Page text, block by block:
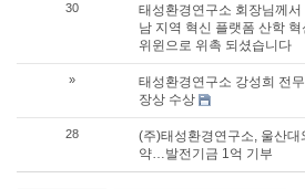
30
태성환경연구소 회장님께서
남 지역 혁신 플랫폼 산학 혁
위윈으로 위촉 되셨습니다
»
태성환경연구소 강성희 전
장상 수상
28
(주)태성환경연구소, 울산대
약…발전기금 1억 기부